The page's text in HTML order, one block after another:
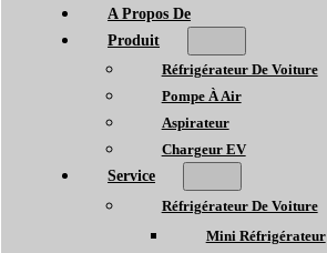
A Propos De
Produit
Réfrigérateur De Voiture
Pompe À Air
Aspirateur
Chargeur EV
Service
Réfrigérateur De Voiture
Mini Réfrigérateur